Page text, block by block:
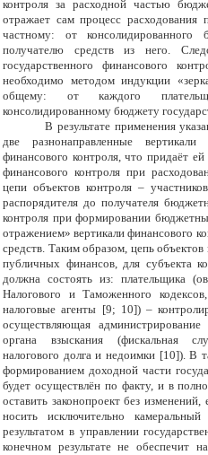
контроля за расходной частью
отражает сам процесс
частному: от консолидированного
получателю средств из него.
государственного финансового
необходимо методом индукции
общему: от каждого
консолидированному бюджету
В результате применения
две разнонаправленные
финансового контроля, что придаёт
финансового контроля при
цепи объектов контроля –
распорядителя до получателя
контроля при формировании
отражением» вертикали финансового
средств. Таким образом, цепь
публичных финансов, для субъекта
должна состоять из: плательщика
Налогового и Таможенного
налоговые агенты [9; 10]) –
осуществляющая
органа взыскания (фискальная
налогового долга и недоимки [10]). В
формированием доходной части
будет осуществлён по факту, и в
оставить законопроект без
носить исключительно
результатом в управлении
конечном результате не обеспечит